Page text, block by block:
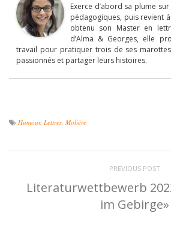
Exerce d’abord sa plume
pédagogiques, puis revient
obtenu son Master en
d’Alma & Georges, elle
travail pour pratiquer trois de ses
passionnés et partager leurs histoires.
Humour, Lettres Molière
PREVIOUS POST
Literaturwettbewerb
im Gebirge»